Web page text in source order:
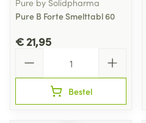
Pure by Solidpharma
Pure B Forte Smelttabl 60
€ 21,95
Bestel